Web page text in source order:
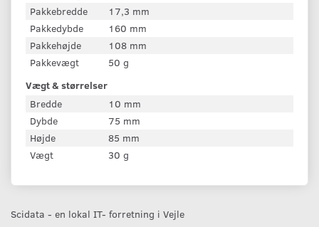
Pakkebredde
17,3 mm
Pakkedybde
160 mm
Pakkehøjde
108 mm
Pakkevægt
50 g
Vægt & størrelser
Bredde
10 mm
Dybde
75 mm
Højde
85 mm
Vægt
30 g
Scidata - en lokal IT- forretning i Vejle